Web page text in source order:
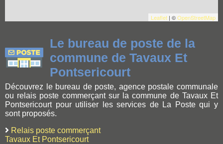
Leaflet | ©OpenStreetMap
Le bureau de poste de la
commune de Tavaux Et
Pontsericourt
Découvrez le bureau de poste, agence postale communale
ou relais poste commerçant sur la commune de Tavaux Et
Pontsericourt pour utiliser les services de La Poste qui y
sont proposés.
Relais poste commerçant
Tavaux Et Pontsericourt